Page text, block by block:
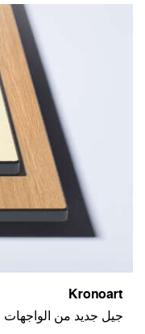
Kronoart
جيل جديد من الواجهات